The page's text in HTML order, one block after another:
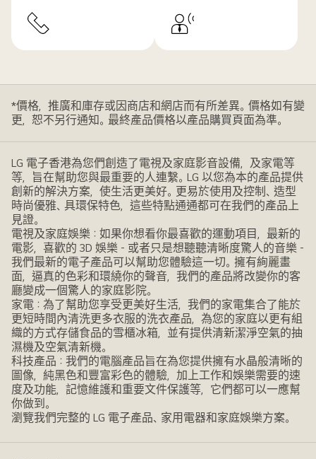
*價格，推廣和庫存或因商店和網店而有所差異。價格如有變
更，恕不另行通知。最終產品價格以產品購買頁面為準。
LG 電子香港為您們創造了電視及家庭影音設備，及家電等
等，旨在幫助您與最重要的人連繫。LG 以您為本的產品提供
創新的解決方案，使生活更美好。更易於使用及控制、造型
時尚優雅、具環保特色，這些特點通通都可在我們的產品上
見證。
電視及家庭娛樂：如果你想看你最喜歡的運動項目，最新的
電影，喜歡的 3D 娛樂 - 或者只是想聽聽清晰度驚人的音樂 -
我們最新的電子產品可以幫助您體驗這一切。擁有絢麗畫
面，逼真的色彩和環繞你的聲音，我們的產品將改變你的客
廳變成一個驚人的家庭影院。
家電：為了幫助您享受更美好生活，我們的家電集合了能於
更短時間內清洗更多衣服的洗衣產品，為您的家庭以更有組
織的方式存儲食品的雪櫃冰箱，並有提供清新潔淨空氣的抽
濕機及空氣清新機。
科技產品：我們的電腦產品旨在為您提供擁有水晶般清晰的
圖像，純黑色和豐富彩色的體驗，加上工作和娛樂需要的速
度及功能，記憶維護和重要文件保護等，它們都可以一應幫
你做到。
瀏覽我們完整的 LG 電子產品、家用電器和家庭娛樂方案。